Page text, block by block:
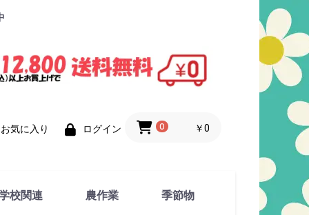
お気に入り ログイン 0 ￥0
校関連 農作業 季節物